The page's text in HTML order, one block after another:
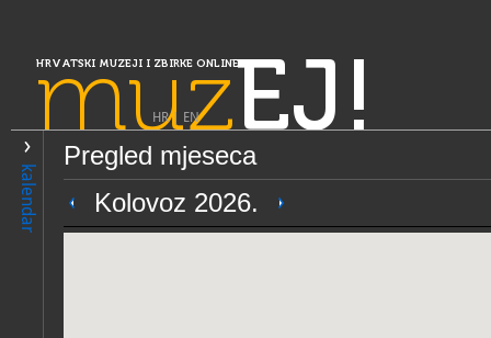
HRVATSKI MUZEJI I ZBIRKE ONLINE
muzEJ!
HR| EN
kalendar
Pregled mjeseca
Kolovoz 2026.
PRETRAŽIVANJE
Slavonija, Baranja i Srijem
Gradski muzej Vukovar